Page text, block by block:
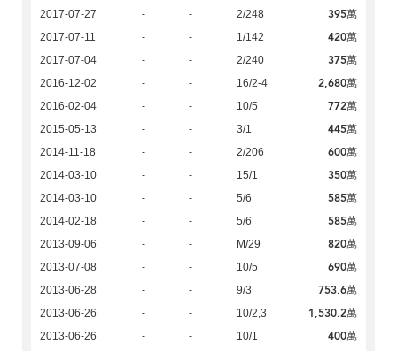
2017-07-27 - - 2/248 395萬
2017-07-11 - - 1/142 420萬
2017-07-04 - - 2/240 375萬
2016-12-02 - - 16/2-4 2,680萬
2016-02-04 - - 10/5 772萬
2015-05-13 - - 3/1 445萬
2014-11-18 - - 2/206 600萬
2014-03-10 - - 15/1 350萬
2014-03-10 - - 5/6 585萬
2014-02-18 - - 5/6 585萬
2013-09-06 - - M/29 820萬
2013-07-08 - - 10/5 690萬
2013-06-28 - - 9/3 753.6萬
2013-06-26 - - 10/2,3 1,530.2萬
2013-06-26 - - 10/1 400萬